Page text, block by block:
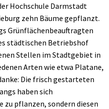
Hochschule Darmstadt
zehn Bäume gepflanzt.
Grünflächenbeauftragten
städtischen Betriebshof
Stellen im Stadtgebiet in
Arten wie etwa Platane,
Die frisch gestarteten
haben sich
zu pflanzen, sondern diesen